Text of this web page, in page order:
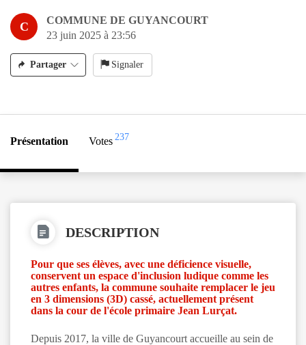
C
COMMUNE DE GUYANCOURT
23 juin 2025 à 23:56
Partager Signaler
Présentation Votes 237
DESCRIPTION
Pour que ses élèves, avec une déficience visuelle,
conservent un espace d'inclusion ludique comme les
autres enfants, la commune souhaite remplacer le jeu
en 3 dimensions (3D) cassé, actuellement présent
dans la cour de l'école primaire Jean Lurçat.
Depuis 2017, la ville de Guyancourt accueille au sein de